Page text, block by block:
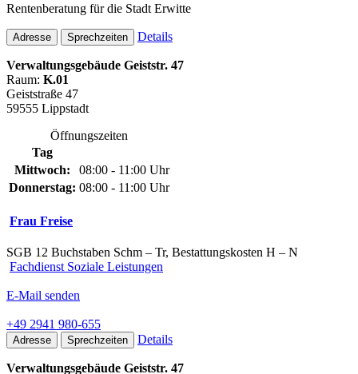
Rentenberatung für die Stadt Erwitte
Adresse Sprechzeiten Details
Verwaltungsgebäude Geiststr. 47
Raum: K.01
Geiststraße 47
59555 Lippstadt
Öffnungszeiten
Tag
Mittwoch:
08:00 - 11:00 Uhr
Donnerstag: 08:00 - 11:00 Uhr
Frau Freise
SGB 12 Buchstaben Schm – Tr, Bestattungskosten H – N
Fachdienst Soziale Leistungen
E-Mail senden
+49 2941 980-655
Adresse Sprechzeiten Details
Verwaltungsgebäude Geiststr. 47